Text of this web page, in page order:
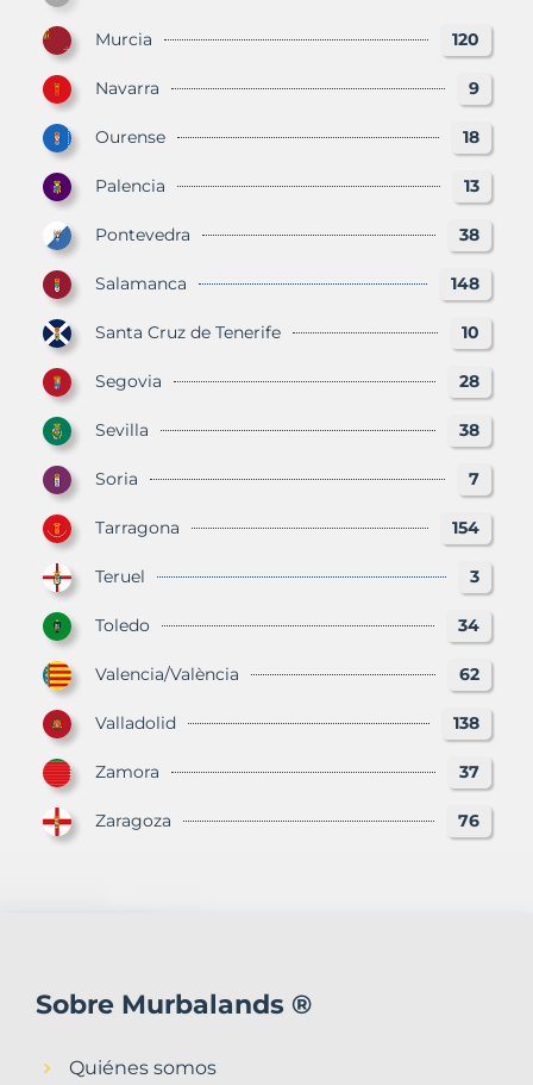
Murcia 120
Navarra 9
Ourense 18
Palencia 13
Pontevedra 38
Salamanca 148
Santa Cruz de Tenerife 10
Segovia 28
Sevilla 38
Soria 7
Tarragona 154
Teruel 3
Toledo 34
Valencia/València 62
Valladolid 138
Zamora 37
Zaragoza 76
Sobre Murbalands ®
Quiénes somos